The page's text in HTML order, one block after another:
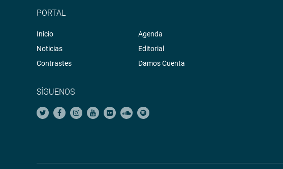
PORTAL
Inicio
Noticias
Contrastes
Agenda
Editorial
Damos Cuenta
SÍGUENOS